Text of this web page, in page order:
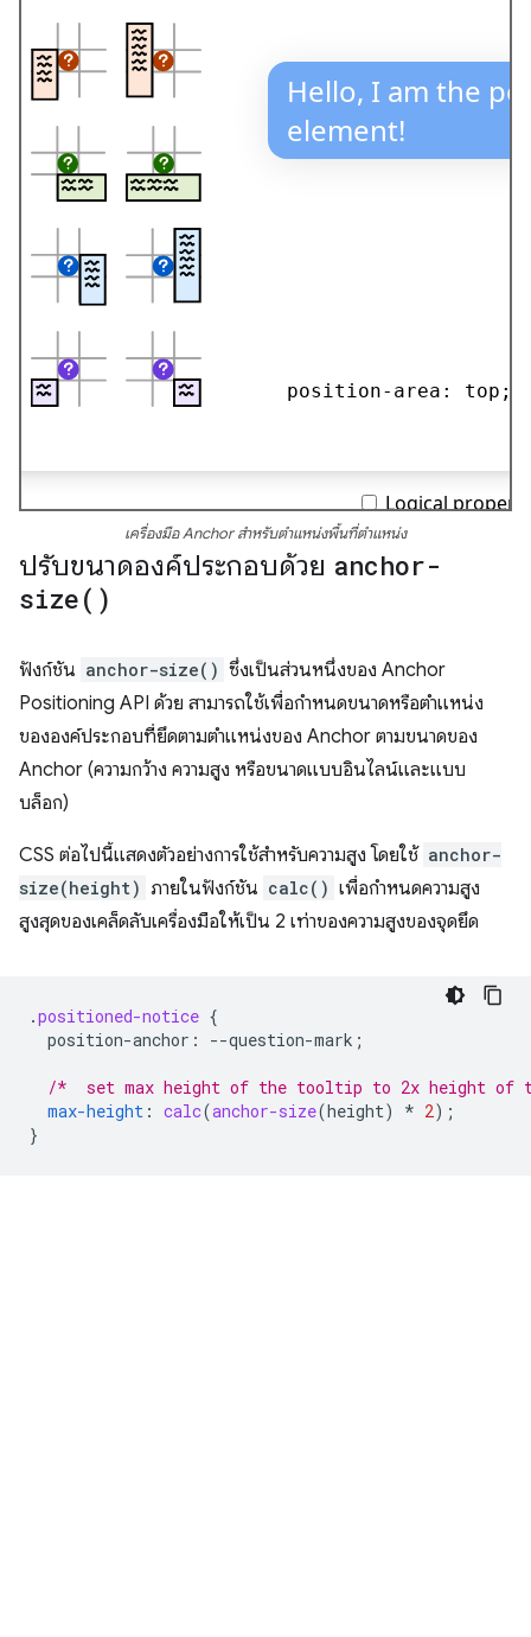
เครื่องมือ Anchor สำหรับตำแหน่งพื้นที่ตำแหน่ง
ปรับขนาดองค์ประกอบด้วย anchor-
size( )
ฟังก์ชัน anchor-size() ซึ่งเป็นส่วนหนึ่งของ Anchor
Positioning API ด้วย สามารถใช้เพื่อกำหนดขนาดหรือตำแหน่ง
ขององค์ประกอบที่ยึดตามตำแหน่งของ Anchor ตามขนาดของ
Anchor (ความกว้าง ความสูง หรือขนาดแบบอินไลน์และแบบ
บล็อก)
CSS ต่อไปนี้แสดงตัวอย่างการใช้สำหรับความสูง โดยใช้ anchor-
size(height) ภายในฟังก์ชัน calc() เพื่อกำหนดความสูง
สูงสุดของเคล็ดลับเครื่องมือให้เป็น 2 เท่าของความสูงของจุดยึด
.positioned-notice {
position-anchor : --question-mark ;
/*  set max height of the tooltip to 2x height of
max-height : calc(anchor-size(height) * 2);
}